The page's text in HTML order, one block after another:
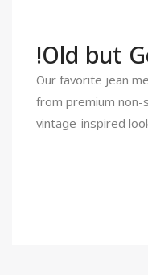
Old but
Our favorite jean
from premium non-
vintage-inspired